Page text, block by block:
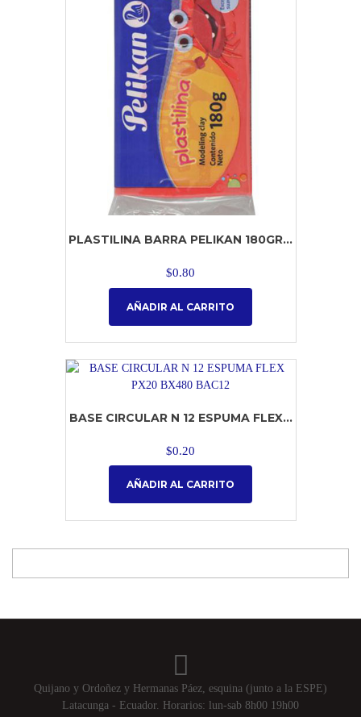
PLASTILINA BARRA PELIKAN 180GR...
$0.80
AÑADIR AL CARRITO
BASE CIRCULAR N 12 ESPUMA FLEX...
$0.20
AÑADIR AL CARRITO
Quijano y Ordoñez y Hermanas Páez, esquina (junto a la ESPE)
Latacunga - Ecuador. Horarios: lun-sab 8h00 19h00